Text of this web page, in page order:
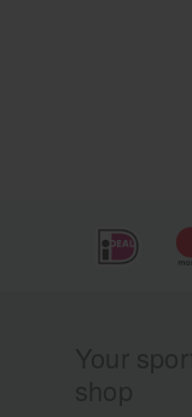
Your